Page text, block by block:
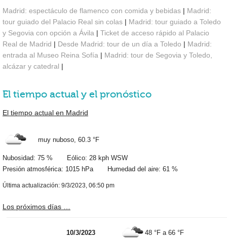
Madrid: espectáculo de flamenco con comida y bebidas | Madrid:
tour guiado del Palacio Real sin colas | Madrid: tour guiado a Toledo
y Segovia con opción a Ávila | Ticket de acceso rápido al Palacio
Real de Madrid | Desde Madrid: tour de un día a Toledo | Madrid:
entrada al Museo Reina Sofía | Madrid: tour de Segovia y Toledo,
alcázar y catedral |
El tiempo actual y el pronóstico
El tiempo actual en Madrid
muy nuboso, 60.3 °F
Nubosidad: 75 % Eólico: 28 kph WSW
Presión atmosférica: 1015 hPa Humedad del aire: 61 %
Última actualización: 9/3/2023, 06:50 pm
Los próximos días …
10/3/2023 48 °F a66 °F